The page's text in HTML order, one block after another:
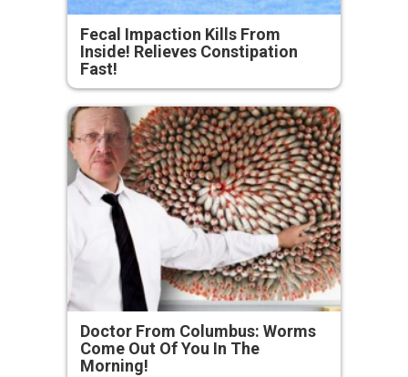
Fecal Impaction Kills From
Inside! Relieves Constipation
Fast!
Doctor From Columbus: Worms
Come Out Of You In The
Morning!